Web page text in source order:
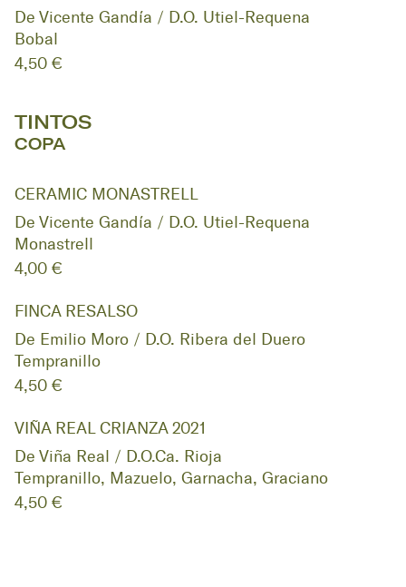
De Vicente Gandía / D.O. Utiel-Requena
Bobal
4,50 €
TINTOS
COPA
CERAMIC MONASTRELL
De Vicente Gandía / D.O. Utiel-Requena
Monastrell
4,00 €
FINCA RESALSO
De Emilio Moro / D.O. Ribera del Duero
Tempranillo
4,50 €
VIÑA REAL CRIANZA 2021
De Viña Real / D.O.Ca. Rioja
Tempranillo, Mazuelo, Garnacha, Graciano
4,50 €